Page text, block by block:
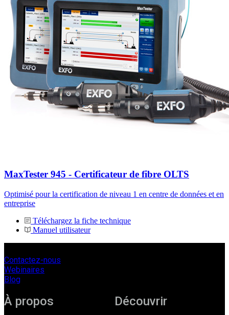
MaxTester 945 - Certificateur de fibre OLTS
Optimisé pour la certification de niveau 1 en centre de données et en
entreprise
Téléchargez la fiche technique
Manuel utilisateur
Contactez-nous
Webinaires
Blog
À propos Découvrir